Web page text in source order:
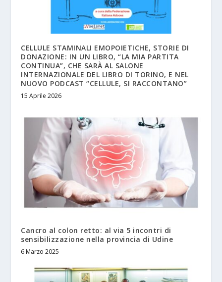
CELLULE STAMINALI EMOPOIETICHE, STORIE DI
DONAZIONE: IN UN LIBRO, “LA MIA PARTITA
CONTINUA”, CHE SARÀ AL SALONE
INTERNAZIONALE DEL LIBRO DI TORINO, E NEL
NUOVO PODCAST “CELLULE, SI RACCONTANO”
15 Aprile 2026
Cancro al colon retto: al via 5 incontri di
sensibilizzazione nella provincia di Udine
6 Marzo 2025